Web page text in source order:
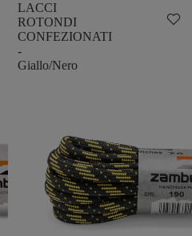
LACCI
ROTONDI
CONFEZIONATI
-
Giallo/Nero